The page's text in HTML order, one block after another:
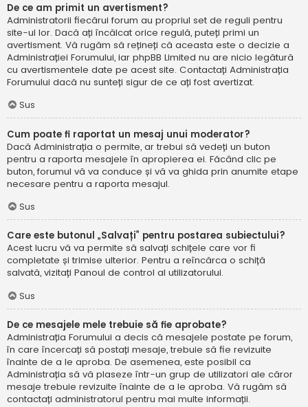
De ce am primit un avertisment?
Administratorii fiecărui forum au propriul set de reguli pentru
site-ul lor. Dacă ați încălcat orice regulă, puteți primi un
avertisment. Vă rugăm să rețineți că aceasta este o decizie a
Administrației Forumului, iar phpBB Limited nu are nicio legătură
cu avertismentele date pe acest site. Contactați Administrația
Forumului dacă nu sunteți sigur de ce ați fost avertizat.
Sus
Cum poate fi raportat un mesaj unui moderator?
Dacă Administrația o permite, ar trebui să vedeți un buton
pentru a raporta mesajele în apropierea ei. Făcând clic pe
buton, forumul vă va conduce și vă va ghida prin anumite etape
necesare pentru a raporta mesajul.
Sus
Care este butonul „Salvați” pentru postarea subiectului?
Acest lucru vă va permite să salvați schițele care vor fi
completate și trimise ulterior. Pentru a reîncărca o schiță
salvată, vizitați Panoul de control al utilizatorului.
Sus
De ce mesajele mele trebuie să fie aprobate?
Administrația Forumului a decis că mesajele postate pe forum,
în care încercați să postați mesaje, trebuie să fie revizuite
înainte de a le aproba. De asemenea, este posibil ca
Administrația să vă plaseze într-un grup de utilizatori ale căror
mesaje trebuie revizuite înainte de a le aproba. Vă rugăm să
contactați administratorul pentru mai multe informații.